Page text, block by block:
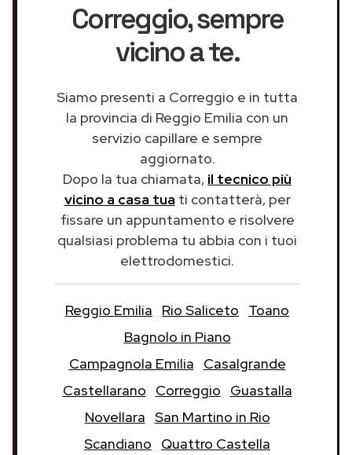
Correggio, sempre
vicino a te.
Siamo presenti a Correggio e in tutta
la provincia di Reggio Emilia con un
servizio capillare e sempre
aggiornato.
Dopo la tua chiamata, il tecnico più
vicino a casa tua ti contatterà, per
fissare un appuntamento e risolvere
qualsiasi problema tu abbia con i tuoi
elettrodomestici.
Reggio Emilia Rio Saliceto
Toano
Bagnolo in Piano
Campagnola Emilia
Casalgrande
Castellarano
Correggio
Guastalla
Novellara San Martino in Rio
Scandiano
Quattro Castella